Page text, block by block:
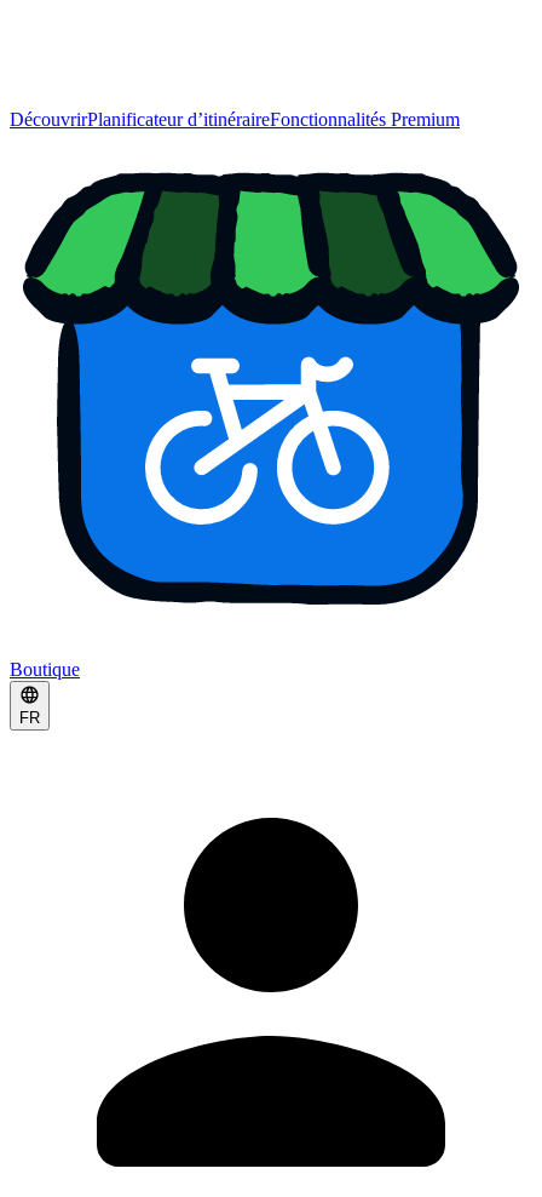
DécouvrirPlanificateur d’itinéraireFonctionnalités Premium
Boutique
FR